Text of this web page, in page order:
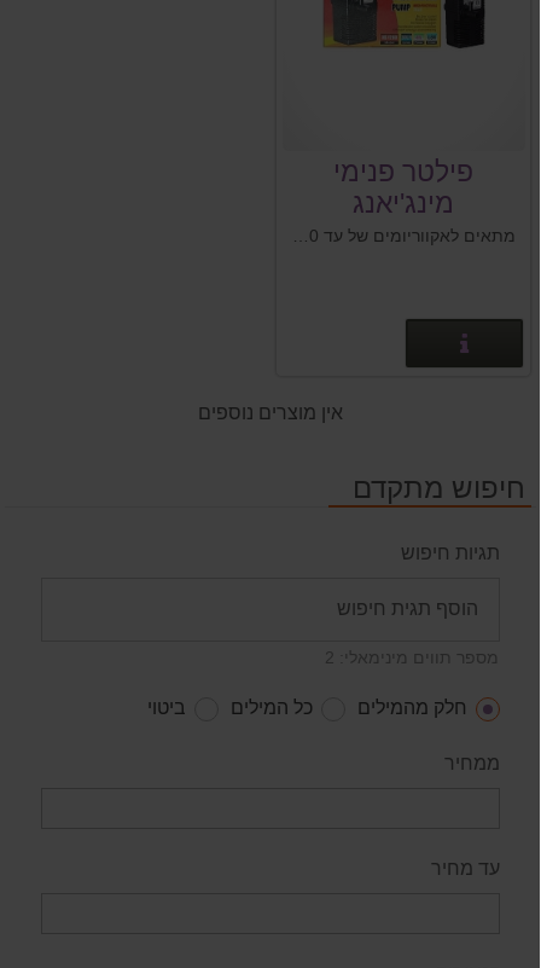
פילטר פנימי
מינג'יאנג
MINJIANG NS-מתאים לאקווריומים של עד 50 ליטר
אין מוצרים נוספים
חיפוש מתקדם
תגיות חיפוש
מספר תווים מינימאלי: 2
חלק מהמילים כל המילים ביטוי
ממחיר
עד מחיר